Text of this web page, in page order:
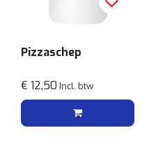
Pizzaschep
€ 12,50 Incl. btw